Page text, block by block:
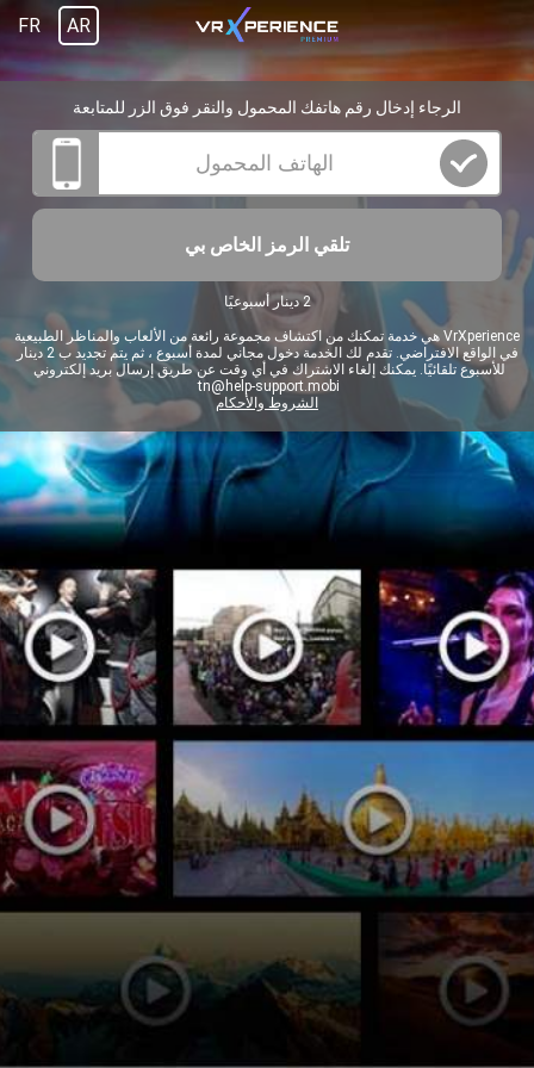
AR
FR
الرجاء إدخال رقم هاتفك المحمول والنقر فوق الزر للمتابعة
تلقي الرمز الخاص بي
2 دينار أسبوعيًا
VrXperience هي خدمة تمكنك من اكتشاف مجموعة رائعة من الألعاب والمناظر الطبيعية
في الواقع الافتراضي. تقدم لك الخدمة دخول مجاني لمدة أسبوع ، ثم يتم تجديد ب 2 دينار
للأسبوع تلقائيًا. يمكنك إلغاء الاشتراك في أي وقت عن طريق إرسال بريد إلكتروني
tn@help-support.mobi
الشروط والأحكام